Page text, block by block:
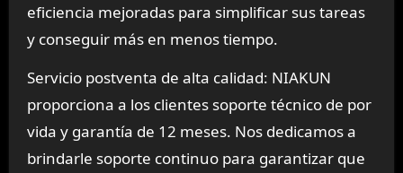
eficiencia mejoradas para simplificar sus tareas
y conseguir más en menos tiempo.
Servicio postventa de alta calidad: NIAKUN
proporciona a los clientes soporte técnico de por
vida y garantía de 12 meses. Nos dedicamos a
brindarle soporte continuo para garantizar que